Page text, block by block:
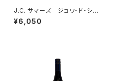
J.C. サマーズ ジョワ・ド・シア
ン ピノ・ノワール ダンディ・ヒ
ルズ 2022
¥6,050